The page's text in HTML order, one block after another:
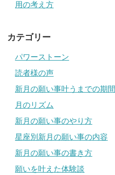
用の考え方
カテゴリー
パワーストーン
読者様の声
新月の願い事叶うまでの期間
月のリズム
新月の願い事のやり方
星座別新月の願い事の内容
新月の願い事の書き方
願いを叶えた体験談